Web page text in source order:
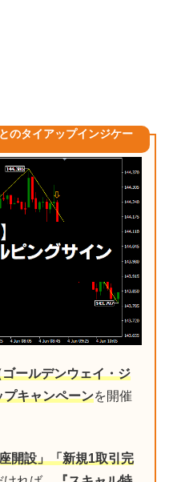
のタイアップインジケー
ールデンウェイ・ジ
キャンペーンを開催
開設」「新規1取引完